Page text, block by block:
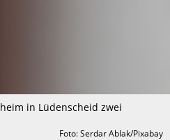
in Lüdenscheid zwei
Foto: Serdar Ablak/Pixabay